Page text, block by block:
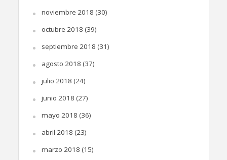
noviembre 2018 (30)
octubre 2018 (39)
septiembre 2018 (31)
agosto 2018 (37)
julio 2018 (24)
junio 2018 (27)
mayo 2018 (36)
abril 2018 (23)
marzo 2018 (15)